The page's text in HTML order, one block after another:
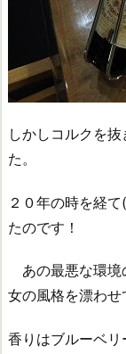
しかしコルクを
た。
２０年の時を経
たのです！
あの最悪な環境
女の風格を漂わせ
香りはブルーベ